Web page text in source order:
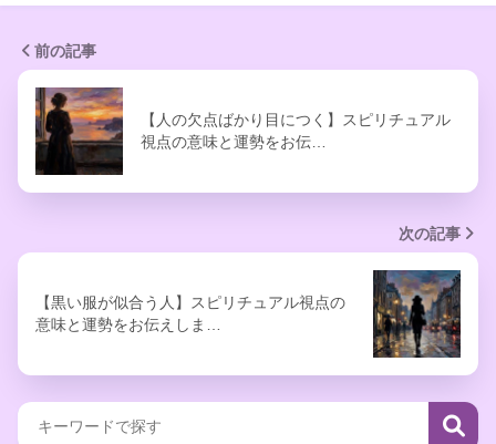
前の記事
【人の欠点ばかり目につく】スピリチュアル
視点の意味と運勢をお伝…
次の記事
【黒い服が似合う人】スピリチュアル視点の
意味と運勢をお伝えしま…